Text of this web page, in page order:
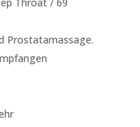
Prostatamassage.